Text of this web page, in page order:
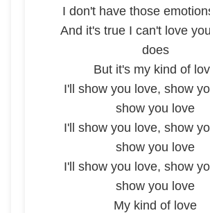
I don't have those
And it's true I can't love
does
But it's my kind of
I'll show you love, show
show you love
I'll show you love, show
show you love
I'll show you love, show
show you love
My kind of love